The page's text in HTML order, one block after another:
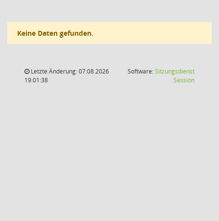
Keine Daten gefunden.
Letzte Änderung: 07.08.2026
19:01:38
Software:Sitzungsdienst
Session(Wird in